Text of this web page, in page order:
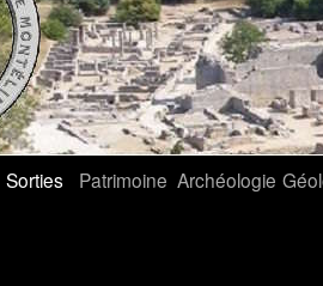
Sorties Patrimoine Archéologie